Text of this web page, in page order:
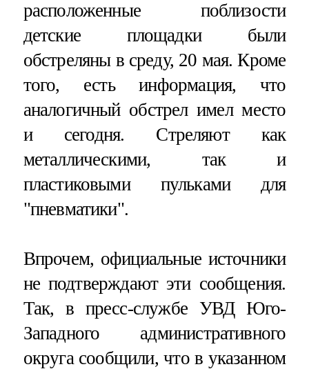
расположенные поблизости
детские площадки были
обстреляны в среду, 20 мая. Кроме
того, есть информация, что
аналогичный обстрел имел место
и сегодня. Стреляют как
металлическими, так и
пластиковыми пульками для
"пневматики".
Впрочем, официальные источники
не подтверждают эти сообщения.
Так, в пресс-службе УВД Юго-
Западного административного
округа сообщили, что в указанном